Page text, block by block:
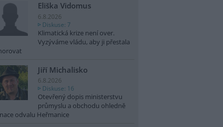
Eliška Vidomus
6.8.2026
Diskuse: 7
Klimatická krize není over.
Vyzýváme vládu, aby ji přestala
Jiří Michalisko
6.8.2026
Diskuse: 16
Otevřený dopis ministerstvu
průmyslu a obchodu ohledně
odvalu Heřmanice